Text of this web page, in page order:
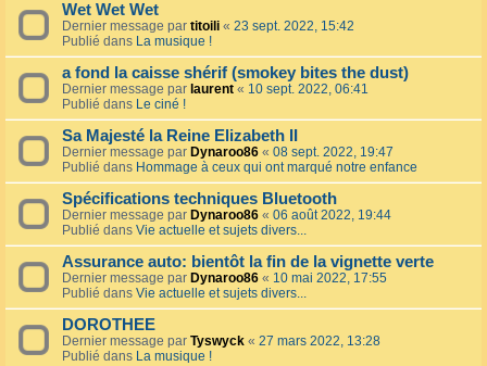
Wet Wet Wet
Dernier message par titoili « 23 sept. 2022, 15:42
Publié dans La musique !
a fond la caisse shérif (smokey bites the dust)
Dernier message par laurent « 10 sept. 2022, 06:41
Publié dans Le ciné !
Sa Majesté la Reine Elizabeth II
Dernier message par Dynaroo86 « 08 sept. 2022, 19:47
Publié dans Hommage à ceux qui ont marqué notre enfance
Spécifications techniques Bluetooth
Dernier message par Dynaroo86 « 06 août 2022, 19:44
Publié dans Vie actuelle et sujets divers...
Assurance auto: bientôt la fin de la vignette verte
Dernier message par Dynaroo86 « 10 mai 2022, 17:55
Publié dans Vie actuelle et sujets divers...
DOROTHEE
Dernier message par Tyswyck « 27 mars 2022, 13:28
Publié dans La musique !